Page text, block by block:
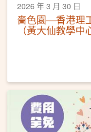
2026 年 3 月 30 日
嗇色園—香港理
（黃大仙教學